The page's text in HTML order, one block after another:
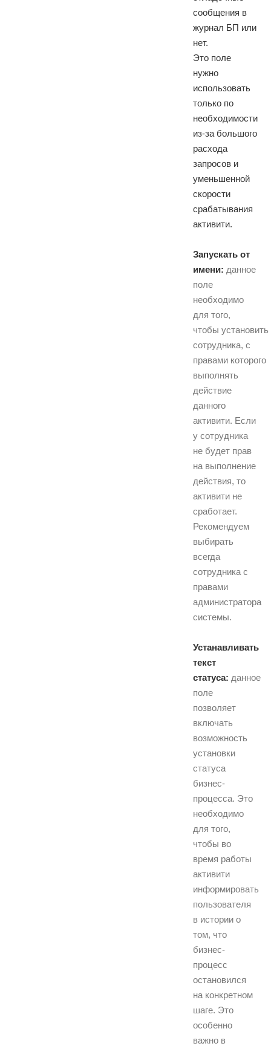
сообщения в
журнал БП или
нет.
Это поле
нужно
использовать
только по
необходимости
из-за большого
расхода
запросов и
уменьшенной
скорости
срабатывания
активити.
Запускать от
имени: данное
поле
необходимо
для того,
чтобы установить
сотрудника, с
правами которого
выполнять
действие
данного
активити. Если
у сотрудника
не будет прав
на выполнение
действия, то
активити не
сработает.
Рекомендуем
выбирать
всегда
сотрудника с
правами
администратора
системы.
Устанавливать
текст
статуса: данное
поле
позволяет
включать
возможность
установки
статуса
бизнес-
процесса. Это
необходимо
для того,
чтобы во
время работы
активити
информировать
пользователя
в истории о
том, что
бизнес-
процесс
остановился
на конкретном
шаге. Это
особенно
важно в